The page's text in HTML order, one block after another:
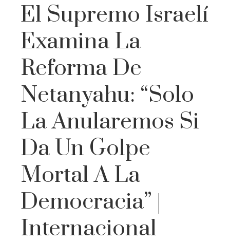
El Supremo Israelí
Examina La
Reforma De
Netanyahu: “Solo
La Anularemos Si
Da Un Golpe
Mortal A La
Democracia” |
Internacional